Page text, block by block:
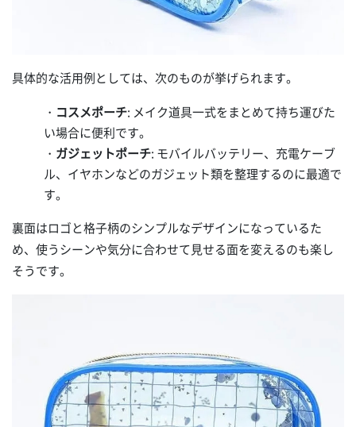
具体的な活用例としては、次のものが挙げられます。
・ コスメポーチ: メイク道具一式をまとめて持ち運びた
い場合に便利です。
・ ガジェットポーチ: モバイルバッテリー、充電ケーブ
ル、イヤホンなどのガジェット類を整理するのに最適で
す。
裏面はロゴと格子柄のシンプルなデザインになっているた
め、使うシーンや気分に合わせて見せる面を変えるのも楽し
そうです。